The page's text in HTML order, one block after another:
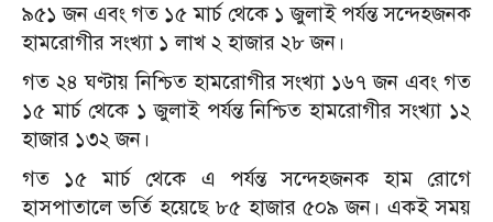
৯৫১ জন এবং গত ১৫ মার্চ থেকে ১ জুলাই পর্যন্ত সন্দেহজনক
হামরোগীর সংখ্যা ১ লাখ ২ হাজার ২৮ জন।
গত ২৪ ঘণ্টায় নিশ্চিত হামরোগীর সংখ্যা ১৬৭ জন এবং গত
১৫ মার্চ থেকে ১ জুলাই পর্যন্ত নিশ্চিত হামরোগীর সংখ্যা ১২
হাজার ১৩২ জন।
গত ১৫ মার্চ থেকে এ পর্যন্ত সন্দেহজনক হাম রোগে
হাসপাতালে ভর্তি হয়েছে ৮৫ হাজার ৫০৯ জন। একই সময়